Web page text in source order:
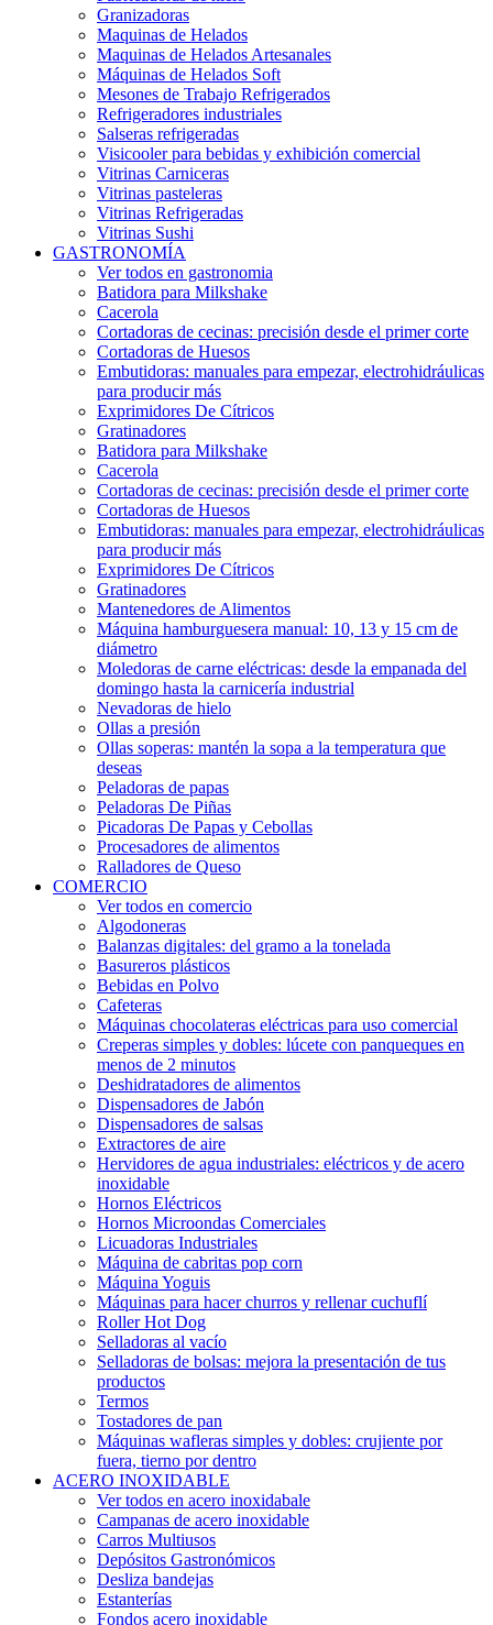
Granizadoras
Maquinas de Helados
Maquinas de Helados Artesanales
Máquinas de Helados Soft
Mesones de Trabajo Refrigerados
Refrigeradores industriales
Salseras refrigeradas
Visicooler para bebidas y exhibición comercial
Vitrinas Carniceras
Vitrinas pasteleras
Vitrinas Refrigeradas
Vitrinas Sushi
GASTRONOMÍA
Ver todos en gastronomia
Batidora para Milkshake
Cacerola
Cortadoras de cecinas: precisión desde el primer corte
Cortadoras de Huesos
Embutidoras: manuales para empezar, electrohidráulicas
para producir más
Exprimidores De Cítricos
Gratinadores
Batidora para Milkshake
Cacerola
Cortadoras de cecinas: precisión desde el primer corte
Cortadoras de Huesos
Embutidoras: manuales para empezar, electrohidráulicas
para producir más
Exprimidores De Cítricos
Gratinadores
Mantenedores de Alimentos
Máquina hamburguesera manual: 10, 13 y 15 cm de
diámetro
Moledoras de carne eléctricas: desde la empanada del
domingo hasta la carnicería industrial
Nevadoras de hielo
Ollas a presión
Ollas soperas: mantén la sopa a la temperatura que
deseas
Peladoras de papas
Peladoras De Piñas
Picadoras De Papas y Cebollas
Procesadores de alimentos
Ralladores de Queso
COMERCIO
Ver todos en comercio
Algodoneras
Balanzas digitales: del gramo a la tonelada
Basureros plásticos
Bebidas en Polvo
Cafeteras
Máquinas chocolateras eléctricas para uso comercial
Creperas simples y dobles: lúcete con panqueques en
menos de 2 minutos
Deshidratadores de alimentos
Dispensadores de Jabón
Dispensadores de salsas
Extractores de aire
Hervidores de agua industriales: eléctricos y de acero
inoxidable
Hornos Eléctricos
Hornos Microondas Comerciales
Licuadoras Industriales
Máquina de cabritas pop corn
Máquina Yoguis
Máquinas para hacer churros y rellenar cuchuflí
Roller Hot Dog
Selladoras al vacío
Selladoras de bolsas: mejora la presentación de tus
productos
Termos
Tostadores de pan
Máquinas wafleras simples y dobles: crujiente por
fuera, tierno por dentro
ACERO INOXIDABLE
Ver todos en acero inoxidabale
Campanas de acero inoxidable
Carros Multiusos
Depósitos Gastronómicos
Desliza bandejas
Estanterías
Fondos acero inoxidable